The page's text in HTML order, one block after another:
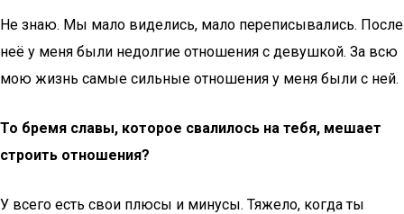
Не знаю. Мы мало виделись, мало переписывались. После
неё у меня были недолгие отношения с девушкой. За всю
мою жизнь самые сильные отношения у меня были с ней.
То бремя славы, которое свалилось на тебя, мешает
строить отношения?
У всего есть свои плюсы и минусы. Тяжело, когда ты